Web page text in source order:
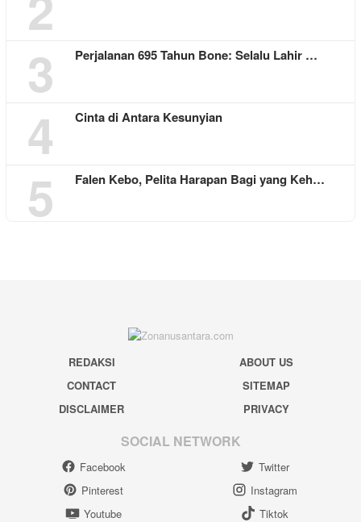
3 Perjalanan 695 Tahun Bone: Selalu Lahir …
4 Cinta di Antara Kesunyian
5 Falen Kebo, Pelita Harapan Bagi yang Keh…
REDAKSI
ABOUT US
CONTACT
SITEMAP
DISCLAIMER
PRIVACY
SOCIAL NETWORK
Facebook
Twitter
Pinterest
Instagram
Youtube
Tiktok